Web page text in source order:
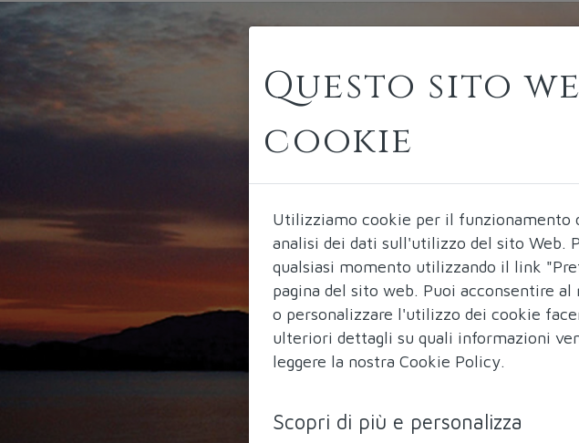
Questo sito
cookie
Utilizziamo cookie per il funzionamento
analisi dei dati sull'utilizzo del sito Web.
qualsiasi momento utilizzando il link
pagina del sito web. Puoi acconsentire
o personalizzare l'utilizzo dei cookie
ulteriori dettagli su quali informazioni
leggere la nostra Cookie Policy.
Scopri di più e personalizza